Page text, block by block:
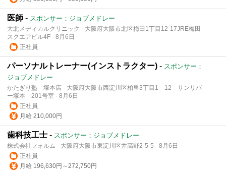
医師 - スポンサー：ジョブメドレー
大北メディカルクリニック - 大阪府大阪市北区梅田1丁目12-17JRE梅田
スクエアビル4F - 8月6日
正社員
パーソナルトレーナー(インストラクター) - スポンサー：
ジョブメドレー
かたぎり塾 塚本店 - 大阪府大阪市西淀川区柏里3丁目1－12 サンリバ
ー塚本 201号室 - 8月6日
正社員
月給 210,000円
歯科技工士 - スポンサー：ジョブメドレー
株式会社フォルム - 大阪府大阪市東淀川区井高野2-5-5 - 8月6日
正社員
月給 196,630円～272,750円